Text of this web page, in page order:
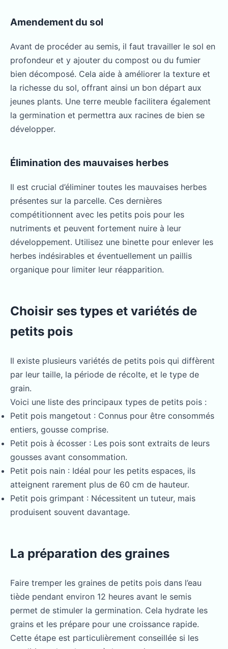
Amendement du sol
Avant de procéder au semis, il faut travailler le sol en
profondeur et y ajouter du compost ou du fumier
bien décomposé. Cela aide à améliorer la texture et
la richesse du sol, offrant ainsi un bon départ aux
jeunes plants. Une terre meuble facilitera également
la germination et permettra aux racines de bien se
développer.
Élimination des mauvaises herbes
Il est crucial d’éliminer toutes les mauvaises herbes
présentes sur la parcelle. Ces dernières
compétitionnent avec les petits pois pour les
nutriments et peuvent fortement nuire à leur
développement. Utilisez une binette pour enlever les
herbes indésirables et éventuellement un paillis
organique pour limiter leur réapparition.
Choisir ses types et variétés de
petits pois
Il existe plusieurs variétés de petits pois qui diffèrent
par leur taille, la période de récolte, et le type de
grain.
Voici une liste des principaux types de petits pois :
Petit pois mangetout : Connus pour être consommés
entiers, gousse comprise.
Petit pois à écosser : Les pois sont extraits de leurs
gousses avant consommation.
Petit pois nain : Idéal pour les petits espaces, ils
atteignent rarement plus de 60 cm de hauteur.
Petit pois grimpant : Nécessitent un tuteur, mais
produisent souvent davantage.
La préparation des graines
Faire tremper les graines de petits pois dans l’eau
tiède pendant environ 12 heures avant le semis
permet de stimuler la germination. Cela hydrate les
grains et les prépare pour une croissance rapide.
Cette étape est particulièrement conseillée si les